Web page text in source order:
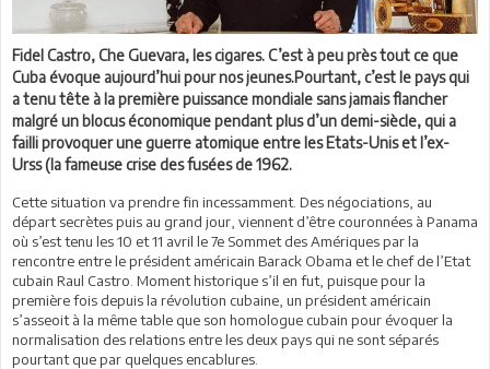
Fidel Castro, Che Guevara, les cigares. C’est à peu près tout ce que
Cuba évoque aujourd’hui pour nos jeunes.Pourtant, c’est le pays qui
a tenu tête à la première puissance mondiale sans jamais flancher
malgré un blocus économique pendant plus d’un demi-siècle, qui a
failli provoquer une guerre atomique entre les Etats-Unis et l’ex-
Urss (la fameuse crise des fusées de 1962.
Cette situation va prendre fin incessamment. Des négociations, au
départ secrètes puis au grand jour, viennent d’être couronnées à Panama
où s’est tenu les 10 et 11 avril le 7e Sommet des Amériques par la
rencontre entre le président américain Barack Obama et le chef de l’Etat
cubain Raul Castro. Moment historique s’il en fut, puisque pour la
première fois depuis la révolution cubaine, un président américain
s’asseoit à la même table que son homologue cubain pour évoquer la
normalisation des relations entre les deux pays qui ne sont séparés
pourtant que par quelques encablures.